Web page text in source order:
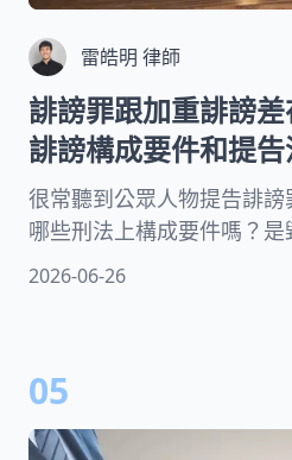
雷皓明 律師
誹謗罪跟加重誹謗
誹謗構成要件和提
很常聽到公眾人物提告誹
哪些刑法上構成要件嗎？是
純罵髒話會觸犯誹謗罪嗎？
2026-06-26
05